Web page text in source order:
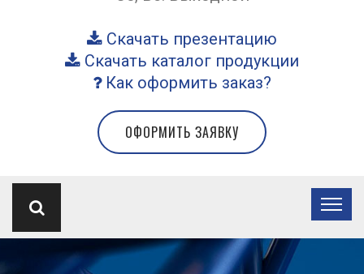
Скачать презентацию
Скачать каталог продукции
Как оформить заказ?
ОФОРМИТЬ ЗАЯВКУ